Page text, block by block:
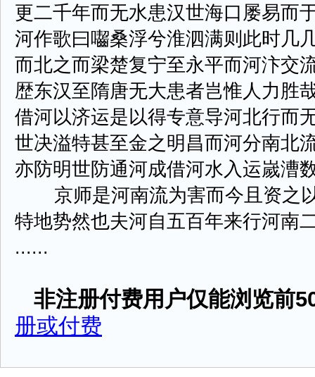
更二千年而无水患汉世海口屡易而
河作歌曰囓桑浮兮淮泗满则此时几
而北之而梁楚复宁至永平而河汴交
歴东汉至隋唐无大患者岂惟人力胜
借河以济运是以得专意导河北行而
世决溢特甚至金之明昌而河分南北
亦防明世防通河成借河水入运嵗漕
京师是河南流为害而今且资之
特地势然也夫河自五百年来行河南
......
非注册付费用户仅能浏览前
册或付费